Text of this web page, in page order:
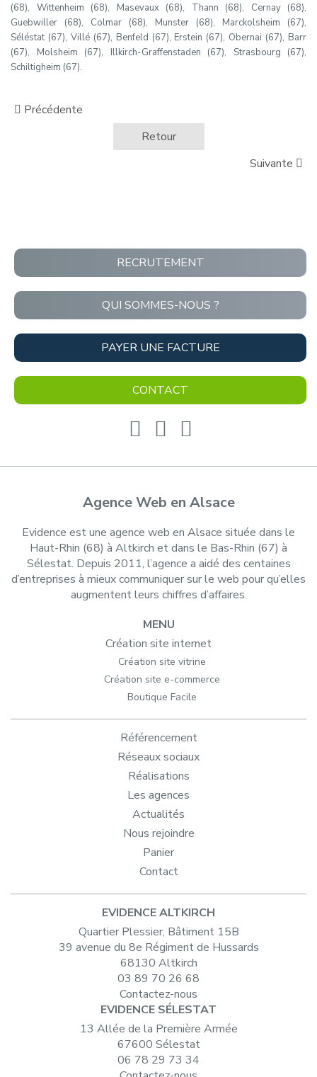
(68), Wittenheim (68), Masevaux (68), Thann (68), Cernay (68),
Guebwiller (68), Colmar (68), Munster (68), Marckolsheim (67),
Séléstat (67), Villé (67), Benfeld (67), Erstein (67), Obernai (67), Barr
(67), Molsheim (67), Illkirch-Graffenstaden (67), Strasbourg (67),
Schiltigheim (67).
Précédente
Retour
Suivante
RECRUTEMENT
QUI SOMMES-NOUS ?
PAYER UNE FACTURE
CONTACT
Agence Web en Alsace
Evidence est une agence web en Alsace située dans le
Haut-Rhin (68) à Altkirch et dans le Bas-Rhin (67) à
Sélestat. Depuis 2011, l’agence a aidé des centaines
d’entreprises à mieux communiquer sur le web pour qu’elles
augmentent leurs chiffres d’affaires.
MENU
Création site internet
Création site vitrine
Création site e-commerce
Boutique Facile
Référencement
Réseaux sociaux
Réalisations
Les agences
Actualités
Nous rejoindre
Panier
Contact
EVIDENCE ALTKIRCH
Quartier Plessier, Bâtiment 15B
39 avenue du 8e Régiment de Hussards
68130 Altkirch
03 89 70 26 68
Contactez-nous
EVIDENCE SÉLESTAT
13 Allée de la Première Armée
67600 Sélestat
06 78 29 73 34